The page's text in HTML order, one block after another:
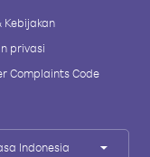
Kebijakan
privasi
Complaints Code
Indonesia